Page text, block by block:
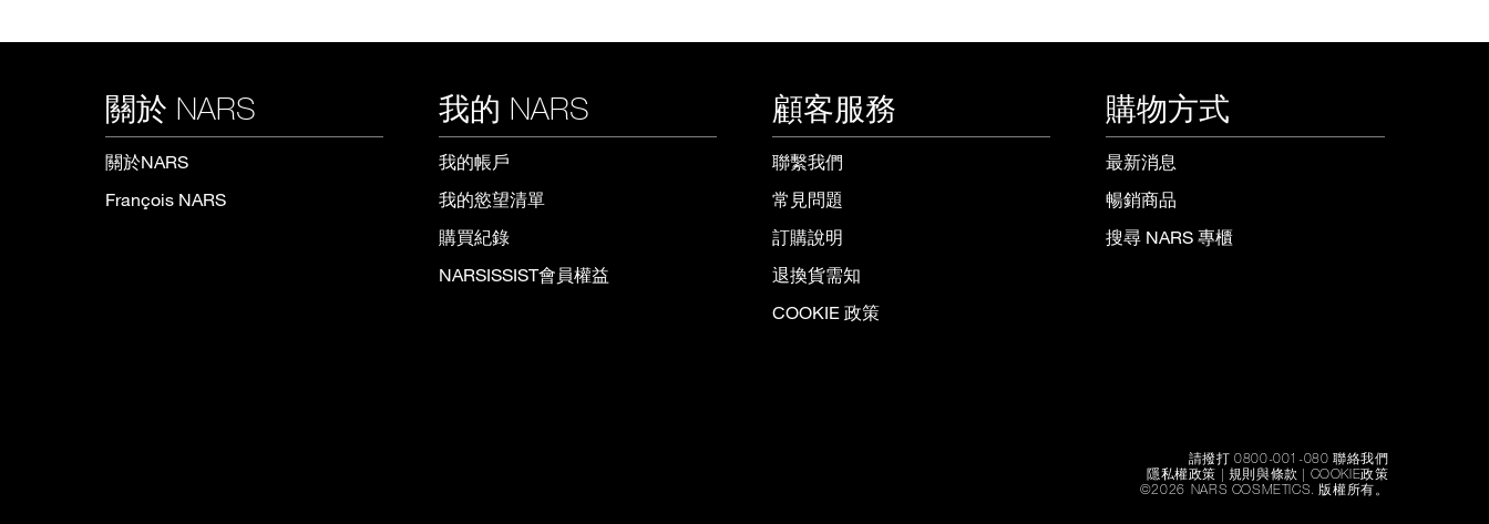
關於 NARS
關於NARS
François NARS
我的 NARS
我的帳戶
我的慾望清單
購買紀錄
NARSISSIST會員權益
顧客服務
聯繫我們
常見問題
訂購說明
退換貨需知
COOKIE 政策
購物方式
最新消息
暢銷商品
搜尋 NARS 專櫃
請撥打 0800-001-080 聯絡我們
隱私權政策 | 規則與條款 | COOKIE政策
©2026 NARS COSMETICS. 版權所有。